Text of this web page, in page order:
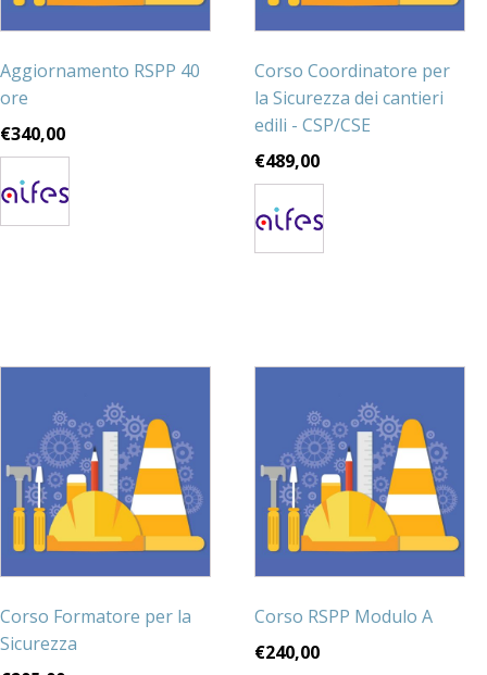
Aggiornamento RSPP 40
ore
€340,00
Corso Coordinatore per
la Sicurezza dei cantieri
edili - CSP/CSE
€489,00
Corso Formatore per la
Sicurezza
Corso RSPP Modulo A
€240,00